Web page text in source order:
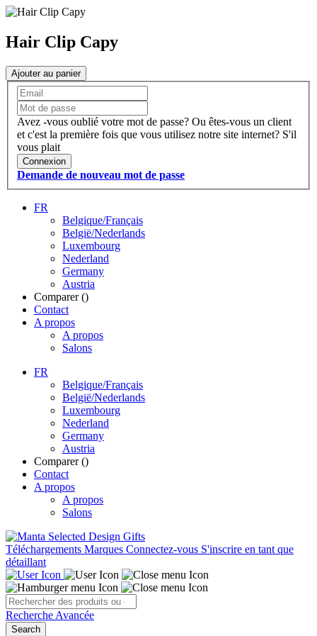
Hair Clip Capy
Ajouter au panier
Avez -vous oublié votre mot de passe? Ou êtes-vous un client
et c'est la première fois que vous utilisez notre site internet? S'il
vous plait
Connexion
Demande de nouveau mot de passe
FR
Belgique/Français
België/Nederlands
Luxembourg
Nederland
Germany
Austria
Comparer ()
Contact
A propos
A propos
Salons
FR
Belgique/Français
België/Nederlands
Luxembourg
Nederland
Germany
Austria
Comparer ()
Contact
A propos
A propos
Salons
Téléchargements Marques Connectez-vous S'inscrire en tant que
détaillant
Recherche Avancée
Search